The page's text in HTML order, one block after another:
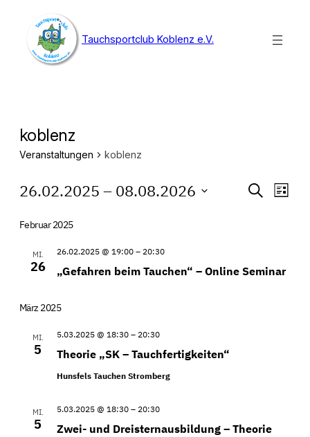
Tauchsportclub Koblenz e.V.
koblenz
Veranstaltungen koblenz
Veranstaltungen SucheListe
26.02.2025 – 08.08.2026
wählen.
Februar 2025
MI.
26 „Gefahren beim Tauchen“ – Online Seminar
26.02.2025 @ 19:00– 20:30
März 2025
MI.
5 Theorie „SK – Tauchfertigkeiten“
5.03.2025 @ 18:30– 20:30
Hunsfels Tauchen Stromberg
MI.
5
Zwei- und Dreisternausbildung – Theorie
5.03.2025 @ 18:30– 20:30